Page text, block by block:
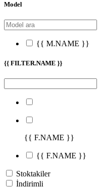
Model
{{ M.NAME }}
{{ FILTER.NAME }}
{{ F.NAME }}
{{ F.NAME }}
Stoktakiler
İndirimli